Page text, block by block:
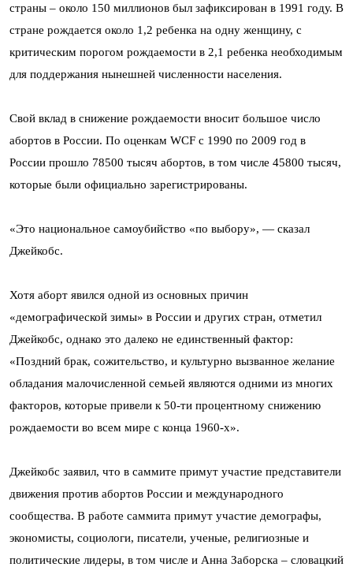
страны – около 150 миллионов был зафиксирован в 1991 году. В
стране рождается около 1,2 ребенка на одну женщину, с
критическим порогом рождаемости в 2,1 ребенка необходимым
для поддержания нынешней численности населения.
Свой вклад в снижение рождаемости вносит большое число
абортов в России. По оценкам WCF с 1990 по 2009 год в
России прошло 78500 тысяч абортов, в том числе 45800 тысяч,
которые были официально зарегистрированы.
«Это национальное самоубийство «по выбору», — сказал
Джейкобс.
Хотя аборт явился одной из основных причин
«демографической зимы» в России и других стран, отметил
Джейкобс, однако это далеко не единственный фактор:
«Поздний брак, сожительство, и культурно вызванное желание
обладания малочисленной семьей являются одними из многих
факторов, которые привели к 50-ти процентному снижению
рождаемости во всем мире с конца 1960-х».
Джейкобс заявил, что в саммите примут участие представители
движения против абортов России и международного
сообщества. В работе саммита примут участие демографы,
экономисты, социологи, писатели, ученые, религиозные и
политические лидеры, в том числе и Анна Заборска – словацкий